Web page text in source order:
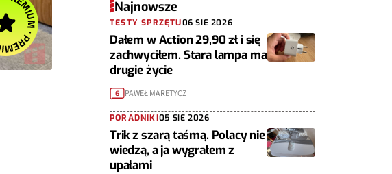
Najnowsze
TESTY SPRZĘTU06 SIE 2026
Dałem w Action 29,90 zł i się
zachwyciłem. Stara lampa ma
drugie życie
6 PAWEŁ MARETYCZ
PORADNIKI05 SIE 2026
Trik z szarą taśmą. Polacy nie
wiedzą, a ja wygrałem z
upałami